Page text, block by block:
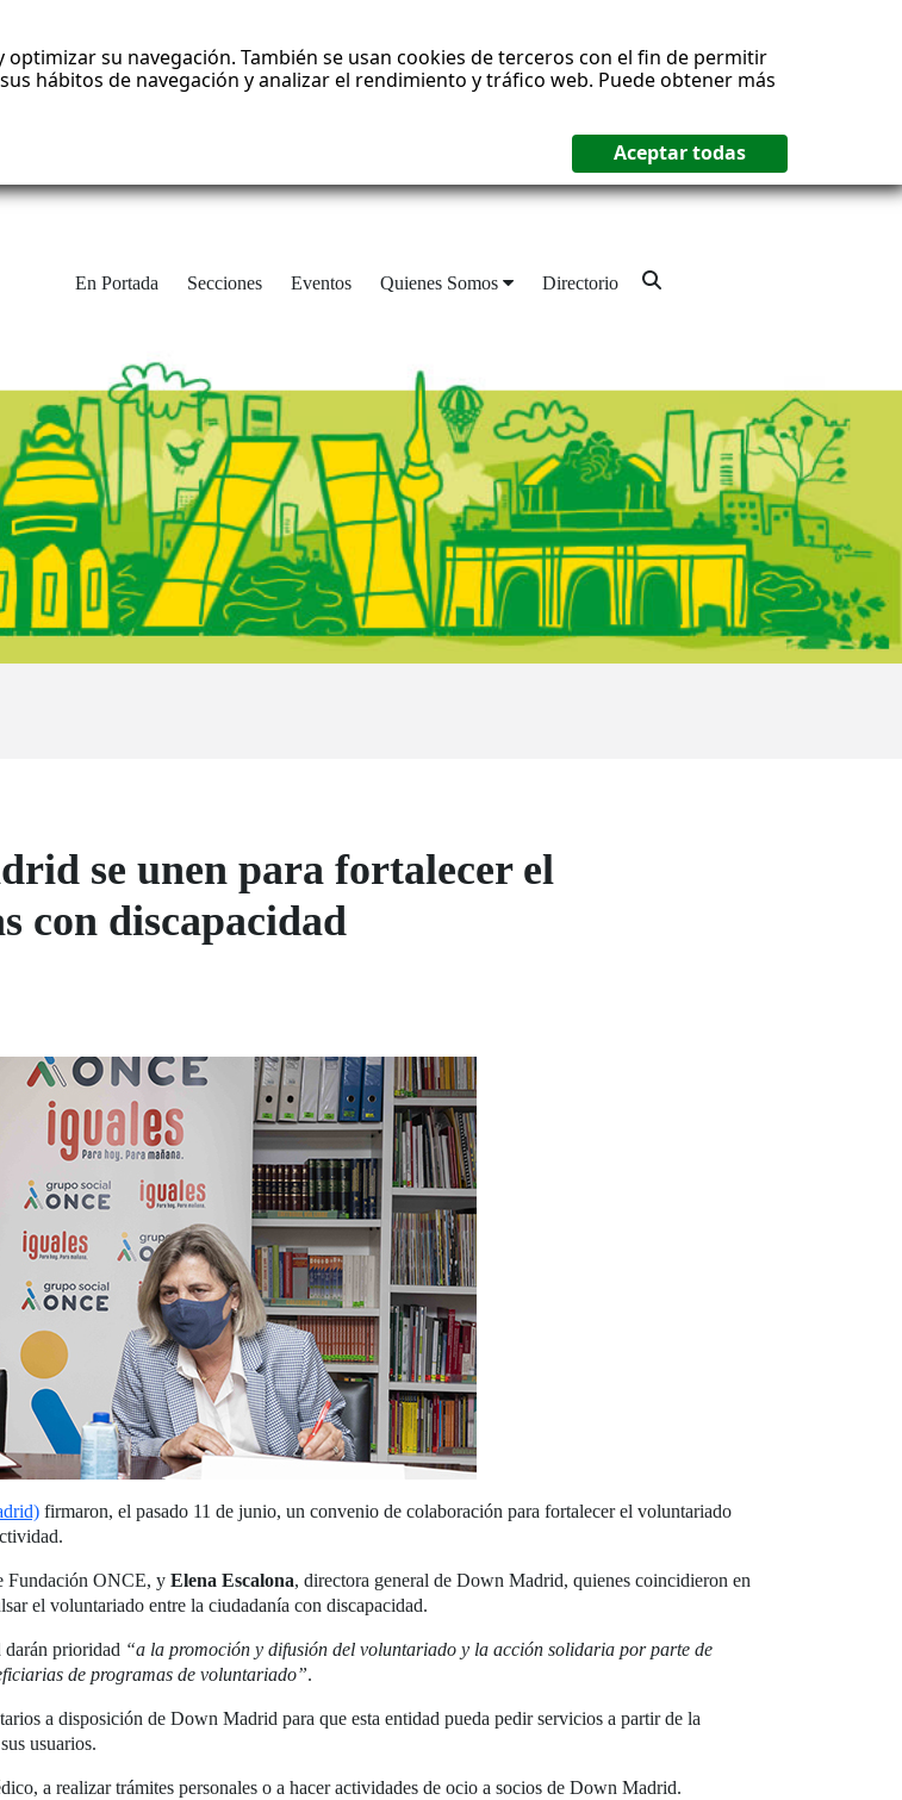
su navegación. También se usan cookies de terceros con el fin de permitir
hábitos de navegación y analizar el rendimiento y tráfico web. Puede obtener más
En Portada Secciones Eventos Quienes Somos Directorio
se unen para fortalecer el
con discapacidad
firmaron, el pasado 11 de junio, un convenio de colaboración para fortalecer el voluntariado
Fundación ONCE, y Elena Escalona, directora general de Down Madrid, quienes coincidieron en
el voluntariado entre la ciudadanía con discapacidad.
prioridad “a la promoción y difusión del voluntariado y la acción solidaria por parte de
de programas de voluntariado”.
a disposición de Down Madrid para que esta entidad pueda pedir servicios a partir de la
usuarios.
a realizar trámites personales o a hacer actividades de ocio a socios de Down Madrid.